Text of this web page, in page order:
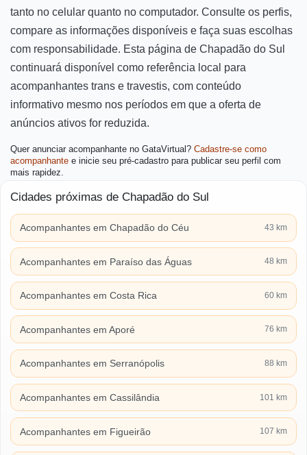
tanto no celular quanto no computador. Consulte os perfis,
compare as informações disponíveis e faça suas escolhas
com responsabilidade. Esta página de Chapadão do Sul
continuará disponível como referência local para
acompanhantes trans e travestis, com conteúdo
informativo mesmo nos períodos em que a oferta de
anúncios ativos for reduzida.
Quer anunciar acompanhante no GataVirtual? Cadastre-se como
acompanhante e inicie seu pré-cadastro para publicar seu perfil com
mais rapidez.
Cidades próximas de Chapadão do Sul
Acompanhantes em Chapadão do Céu 43 km
Acompanhantes em Paraíso das Águas 48 km
Acompanhantes em Costa Rica 60 km
Acompanhantes em Aporé 76 km
Acompanhantes em Serranópolis 88 km
Acompanhantes em Cassilândia 101 km
Acompanhantes em Figueirão 107 km